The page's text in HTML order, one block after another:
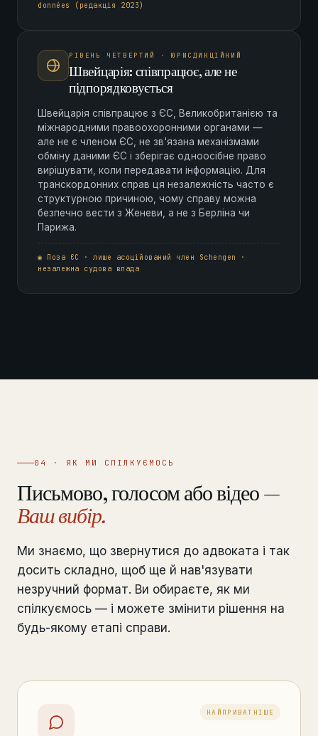
données (редакція 2023)
РІВЕНЬ ЧЕТВЕРТИЙ · ЮРИСДИКЦІЙНИЙ
Швейцарія: співпрацює, але не
підпорядковується
Швейцарія співпрацює з ЄС, Великобританією та
міжнародними правоохоронними органами —
але не є членом ЄС, не зв'язана механізмами
обміну даними ЄС і зберігає одноосібне право
вирішувати, коли передавати інформацію. Для
транскордонних справ ця незалежність часто є
структурною причиною, чому справу можна
безпечно вести з Женеви, а не з Берліна чи
Парижа.
◉ Поза ЄС · лише асоційований член Schengen ·
незалежна судова влада
04 · ЯК МИ СПІЛКУЄМОСЬ
Письмово, голосом або відео —
Ваш вибір.
Ми знаємо, що звернутися до адвоката і так
досить складно, щоб ще й нав'язувати
незручний формат. Ви обираєте, як ми
спілкуємось — і можете змінити рішення на
будь-якому етапі справи.
НАЙПРИВАТНІШЕ